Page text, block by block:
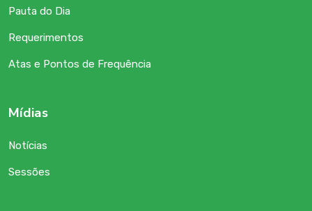
Pauta do Dia
Requerimentos
Atas e Pontos de Frequência
Mídias
Notícias
Sessões